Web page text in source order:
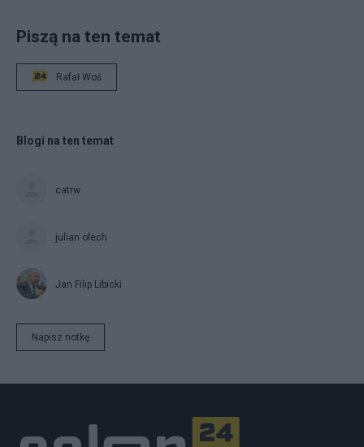
Piszą na ten temat
Rafał Woś
Blogi na ten temat
catrw
julian olech
Jan Filip Libicki
Napisz notkę